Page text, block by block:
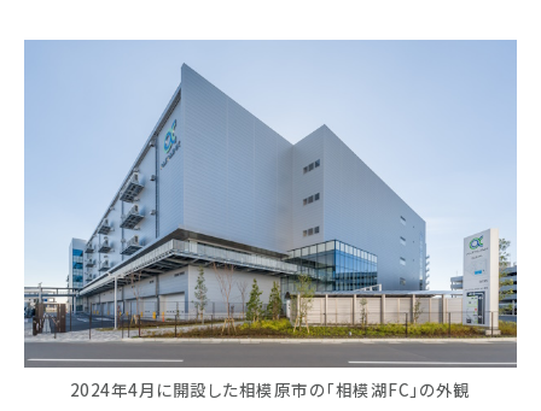
2024年4月に開設した相模原市の「相模湖FC」の外観